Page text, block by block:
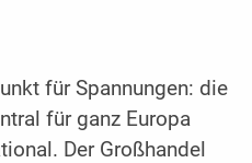
für Spannungen: die
für ganz Europa
Der Großhandel